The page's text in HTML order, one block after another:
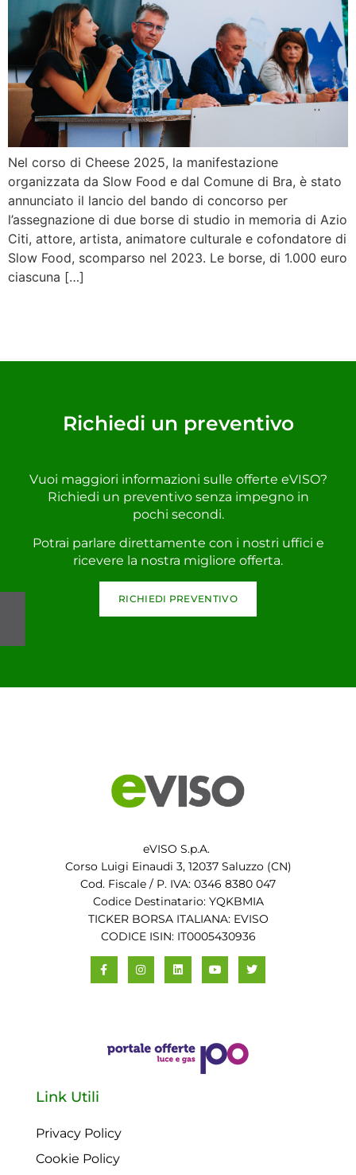
Nel corso di Cheese 2025, la manifestazione
organizzata da Slow Food e dal Comune di Bra, è stato
annunciato il lancio del bando di concorso per
l’assegnazione di due borse di studio in memoria di Azio
Citi, attore, artista, animatore culturale e cofondatore di
Slow Food, scomparso nel 2023. Le borse, di 1.000 euro
ciascuna […]
Richiedi un preventivo
Vuoi maggiori informazioni sulle offerte eVISO?
Richiedi un preventivo senza impegno in
pochi secondi.
Potrai parlare direttamente con i nostri uffici e
ricevere la nostra migliore offerta.
RICHIEDI PREVENTIVO
eVISO S.p.A.
Corso Luigi Einaudi 3, 12037 Saluzzo (CN)
Cod. Fiscale / P. IVA: 0346 8380 047
Codice Destinatario: YQKBMIA
TICKER BORSA ITALIANA: EVISO
CODICE ISIN: IT0005430936
Link Utili
Privacy Policy
Cookie Policy